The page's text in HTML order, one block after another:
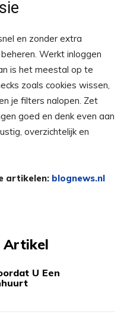
en zonder extra
Werkt inloggen
is het meestal op te
zoals cookies wissen,
je filters nalopen. Zet
goed en denk even aan
overzichtelijk en
artikelen: blognews.nl
Artikel
U Een